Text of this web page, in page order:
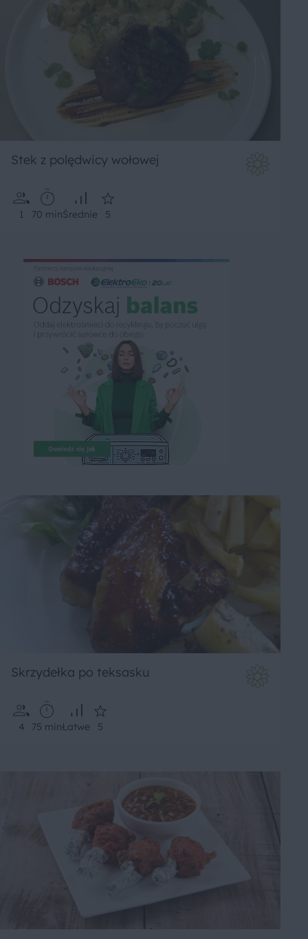
Stek z polędwicy wołowej
1 70 minŚrednie 5
Skrzydełka po teksasku
4 75 minŁatwe 5